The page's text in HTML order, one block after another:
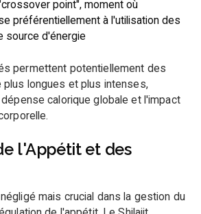
point", moment où
préférentiellement à l'utilisation des
source d'énergie
permettent potentiellement des
longues et plus intenses,
calorique globale et l'impact
l'Appétit et des
mais crucial dans la gestion du